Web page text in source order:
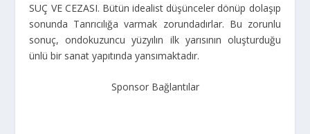
SUÇ VE CEZASI. Bütün idealist düşünceler dönüp dolaşıp
sonunda Tanrıcılığa varmak zorundadırlar. Bu zorunlu
sonuç, ondokuzuncu yüzyılın ilk yarısının oluşturduğu
ünlü bir sanat yapıtında yansımaktadır.
Sponsor Bağlantılar